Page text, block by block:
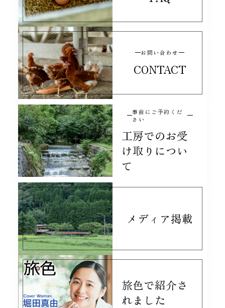
お問い合わせ
CONTACT
事前にご予約くだ
さい
工房でのお受
け取りについ
て
メディア掲載
旅色で紹介さ
れました